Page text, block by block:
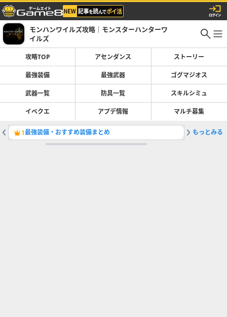
モンハンワイルズ攻略｜モンスターハンターワ
イルズ
攻略TOP アセンダンス ストーリー
最強装備 最強武器 ゴグマジオス
武器一覧 防具一覧 スキルシミュ
イベクエ アプデ情報 マルチ募集
1最強装備・おすすめ装備まとめ 2ライト
もっとみる